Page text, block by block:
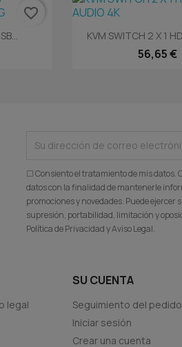
favorite_border
Vista
KVM SWITCH 2 X 1
56,65 €
☐ Consiento el tratamiento de mis datos.
datos con la finalidad de mantenerle
promociones y novedades. Puede ejercer
supresión, portabilidad, limitación y
Política de Privacidad y Aviso Legal.
legal
SU CUENTA
Seguimiento del pedido
Iniciar sesión
Crear una cuenta